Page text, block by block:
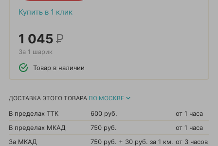
Купить в 1 клик
1 045Р
За 1 шарик
Товар в наличии
ДОСТАВКА ЭТОГО ТОВАРА ПО МОСКВЕ
В пределах ТТК 600 руб.
от 1 часа
В пределах МКАД
750 руб.
от 1 часа
За МКАД
750 руб. + 30 руб. за 1 км. от 3 часов